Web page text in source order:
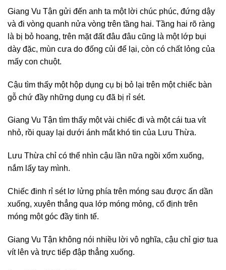
Giang Vu Tận gửi đến anh ta một lời chúc phúc, đứng dậy
và đi vòng quanh nửa vòng trên tầng hai. Tầng hai rõ ràng
là bị bỏ hoang, trên mặt đất đâu đâu cũng là một lớp bụi
dày đặc, mùn cưa do đống củi để lại, còn có chất lỏng của
mấy con chuột.
Cậu tìm thấy một hộp dụng cụ bị bỏ lại trên một chiếc bàn
gỗ chứ đầy những dụng cụ đã bị rỉ sét.
Giang Vu Tận tìm thấy một vài chiếc đi và một cái tua vít
nhỏ, rồi quay lại dưới ánh mắt khó tin của Lưu Thừa.
Lưu Thừa chỉ có thể nhìn cậu lần nữa ngồi xổm xuống,
nắm lấy tay mình.
Chiếc đinh rỉ sét lơ lửng phía trên móng sau được ấn dần
xuống, xuyên thẳng qua lớp móng mỏng, cố định trên
móng một góc đầy tinh tế.
Giang Vu Tận không nói nhiều lời vô nghĩa, cậu chỉ giơ tua
vít lên và trực tiếp đập thẳng xuống.